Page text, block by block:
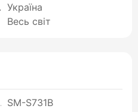
Україна
Весь світ
SM-S731B